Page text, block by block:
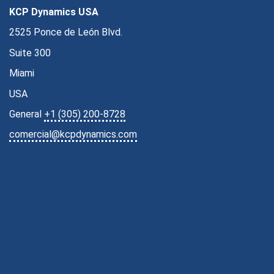
KCP Dynamics USA
2525 Ponce de León Blvd.
Suite 300
Miami
USA
General +1 (305) 200-8728
comercial@kcpdynamics.com